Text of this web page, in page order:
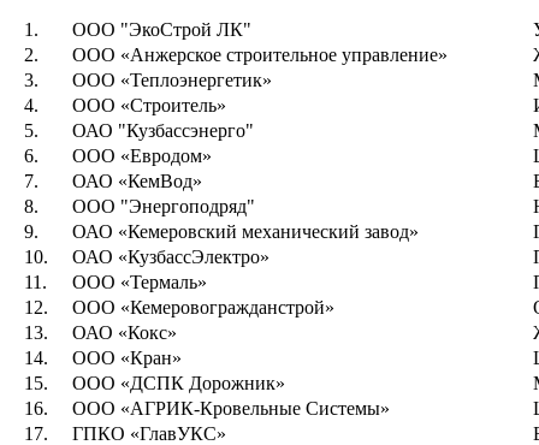
1. ООО "ЭкоСтрой ЛК"
2.
ООО «Анжерское строительное управление»
3.
ООО «Теплоэнергетик»
4.
ООО «Строитель»
5.
ОАО "Кузбассэнерго"
6.
ООО «Евродом»
7.
ОАО «КемВод»
8.
ООО "Энергоподряд"
9.
ОАО «Кемеровский механический завод»
10.
ОАО «КузбассЭлектро»
11.
ООО «Термаль»
12.
ООО «Кемеровогражданстрой»
13.
ОАО «Кокс»
14.
ООО «Кран»
15.
ООО «ДСПК Дорожник»
16.
ООО «АГРИК-Кровельные Системы»
17.
ГПКО «ГлавУКС»